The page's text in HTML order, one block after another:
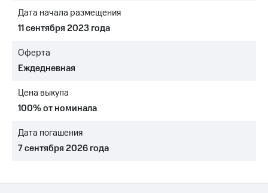
Раскрытие
информации
ПАО
Собрания
акционеров
кабинет
Акционерный
и
Дата начала размещения
11 сентября 2023 года
Оферта
Еждедневная
Цена выкупа
100% от номинала
Дата погашения
7 сентября 2026 года